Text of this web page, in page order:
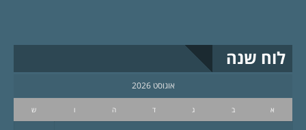
לוח שנה
אוגוסט 2026
א ב ג ד ה ו ש